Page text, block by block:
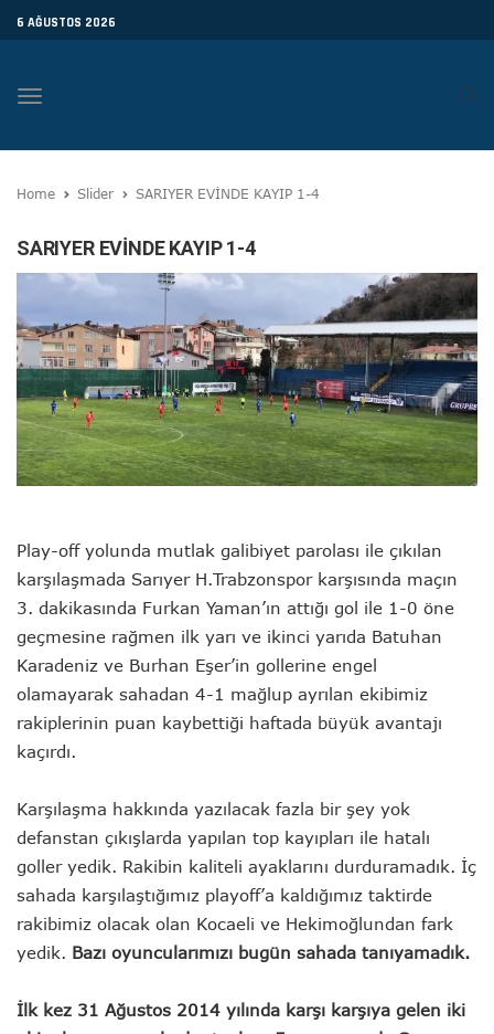
6 AĞUSTOS 2026
Toggle
Home Slider SARIYER EVİNDE KAYIP 1-4
SARIYER EVİNDE KAYIP 1-4
Play-off yolunda mutlak galibiyet parolası ile çıkılan
karşılaşmada Sarıyer H.Trabzonspor karşısında maçın
3. dakikasında Furkan Yaman’ın attığı gol ile 1-0 öne
geçmesine rağmen ilk yarı ve ikinci yarıda Batuhan
Karadeniz ve Burhan Eşer’in gollerine engel
olamayarak sahadan 4-1 mağlup ayrılan ekibimiz
rakiplerinin puan kaybettiği haftada büyük avantajı
kaçırdı.
Karşılaşma hakkında yazılacak fazla bir şey yok
defanstan çıkışlarda yapılan top kayıpları ile hatalı
goller yedik. Rakibin kaliteli ayaklarını durduramadık. İç
sahada karşılaştığımız playoff’a kaldığımız taktirde
rakibimiz olacak olan Kocaeli ve Hekimoğlundan fark
yedik. Bazı oyuncularımızı bugün sahada tanıyamadık.
İlk kez 31 Ağustos 2014 yılında karşı karşıya gelen iki